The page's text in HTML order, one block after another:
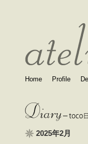
Home Profile
2025年2月